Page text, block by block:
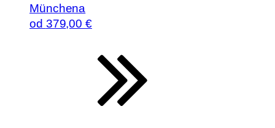
Münchena
od 379,00 €